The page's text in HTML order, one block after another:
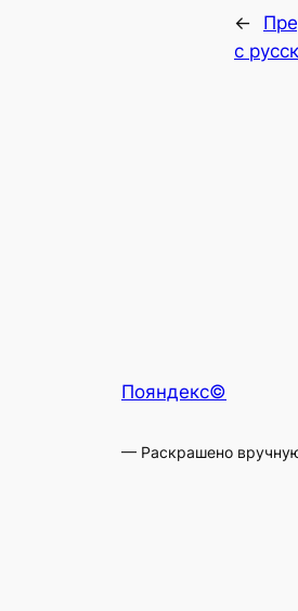
←
с
Пояндекс©
— Раскрашено